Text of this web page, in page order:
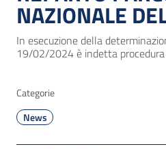
NAZIONALE
In esecuzione della
19/02/2024 è indetta procedura
Categorie
News